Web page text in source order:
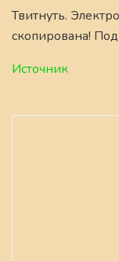
Твитнуть.
скопирована!
Источник